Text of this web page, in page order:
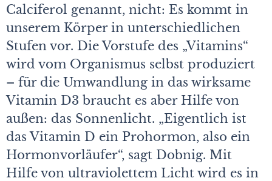
Calciferol genannt, nicht: Es kommt in
unserem Körper in unterschiedlichen
Stufen vor. Die Vorstufe des „Vitamins“
wird vom Organismus selbst produziert
– für die Umwandlung in das wirksame
Vitamin D3 braucht es aber Hilfe von
außen: das Sonnenlicht. „Eigentlich ist
das Vitamin D ein Prohormon, also ein
Hormonvorläufer“, sagt Dobnig. Mit
Hilfe von ultraviolettem Licht wird es in